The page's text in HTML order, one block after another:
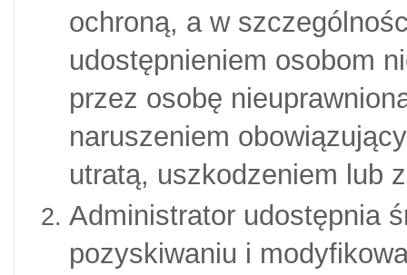
ochroną, a w
udostępnieniem osobom
przez osobę
naruszeniem
utratą, uszkodzeniem lub
Administrator udostępnia
pozyskiwaniu i